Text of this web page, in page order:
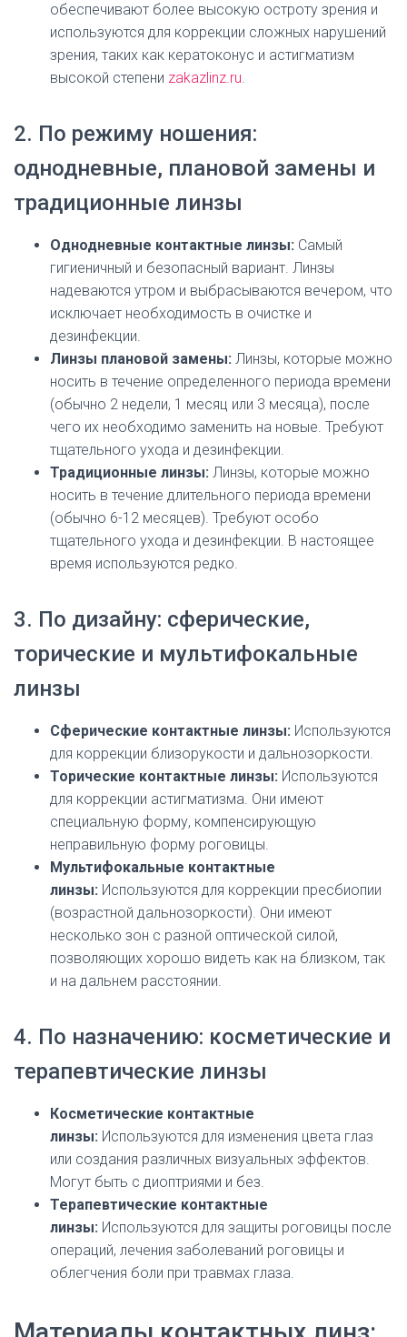
обеспечивают более высокую остроту зрения и
используются для коррекции сложных нарушений
зрения, таких как кератоконус и астигматизм
высокой степени zakazlinz.ru.
2. По режиму ношения:
однодневные, плановой замены и
традиционные линзы
Однодневные контактные линзы: Самый
гигиеничный и безопасный вариант. Линзы
надеваются утром и выбрасываются вечером, что
исключает необходимость в очистке и
дезинфекции.
Линзы плановой замены: Линзы, которые можно
носить в течение определенного периода времени
(обычно 2 недели, 1 месяц или 3 месяца), после
чего их необходимо заменить на новые. Требуют
тщательного ухода и дезинфекции.
Традиционные линзы: Линзы, которые можно
носить в течение длительного периода времени
(обычно 6-12 месяцев). Требуют особо
тщательного ухода и дезинфекции. В настоящее
время используются редко.
3. По дизайну: сферические,
торические и мультифокальные
линзы
Сферические контактные линзы: Используются
для коррекции близорукости и дальнозоркости.
Торические контактные линзы: Используются
для коррекции астигматизма. Они имеют
специальную форму, компенсирующую
неправильную форму роговицы.
Мультифокальные контактные
линзы: Используются для коррекции пресбиопии
(возрастной дальнозоркости). Они имеют
несколько зон с разной оптической силой,
позволяющих хорошо видеть как на близком, так
и на дальнем расстоянии.
4. По назначению: косметические и
терапевтические линзы
Косметические контактные
линзы: Используются для изменения цвета глаз
или создания различных визуальных эффектов.
Могут быть с диоптриями и без.
Терапевтические контактные
линзы: Используются для защиты роговицы после
операций, лечения заболеваний роговицы и
облегчения боли при травмах глаза.